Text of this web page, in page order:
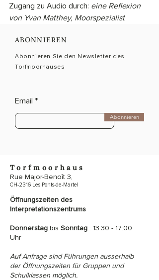
Zugang zu Audio durch: eine Reflexion
von Yvan Matthey, Moorspezialist
ABONNIEREN
Abonnieren Sie den Newsletter des
Torfmoorhauses
Email
Abonnieren
Torfmoorhaus
Rue Major-Benoît 3,
CH-2316 Les Ponts-de-Martel
Öffnungszeiten des
Interpretationszentrums
Donnerstag bis Sonntag : 13:30 - 17:00
Uhr
Auf Anfrage sind Führungen ausserhalb
der Öffnungszeiten für Gruppen und
Schulklassen möglich.